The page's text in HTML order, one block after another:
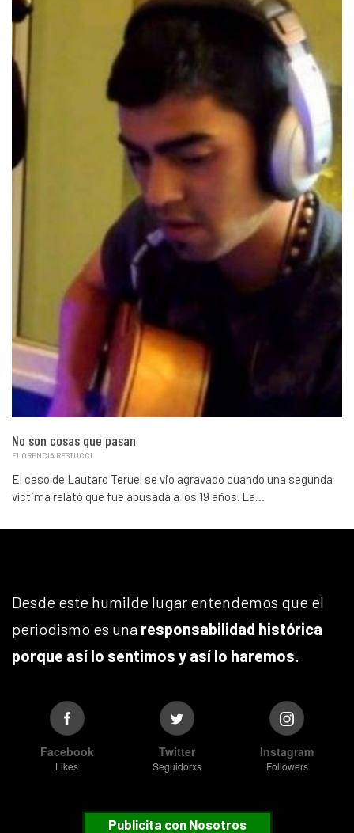
No son cosas que pasan
FLORENCIA RESTUCCI
El caso de Lautaro Teruel se vio agravado cuando una segunda
víctima relató que fue abusada a los 19 años. La…
Desde este humilde lugar entendemos que el
periodismo es una responsabilidad histórica
porque así lo sentimos y así lo haremos
Facebook
Likes
Twitter
Seguidorxs
Instagram
Followers
Publicita con Nosotros